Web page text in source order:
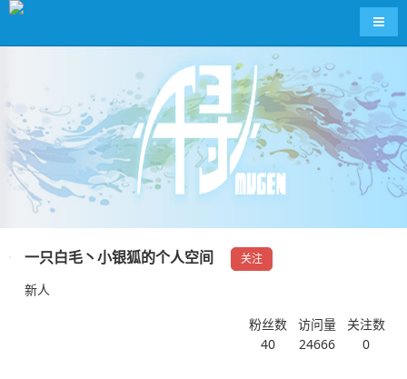
导航
一只白毛丶小银狐的个人空间 关注
新人
粉丝数
40
访问量
24666
关注数
0